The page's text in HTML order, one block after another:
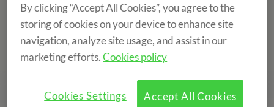
By clicking “Accept All Cookies”, you agree to the
storing of cookies on your device to enhance site
navigation, analyze site usage, and assist in our
marketing efforts.Cookies policy
Accept All Cookies
Cookies Settings